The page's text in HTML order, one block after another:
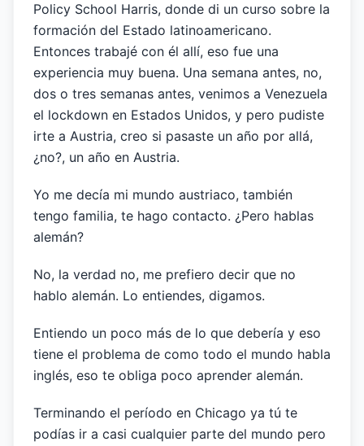
Policy School Harris, donde di un curso sobre la
formación del Estado latinoamericano.
Entonces trabajé con él allí, eso fue una
experiencia muy buena. Una semana antes, no,
dos o tres semanas antes, venimos a Venezuela
el lockdown en Estados Unidos, y pero pudiste
irte a Austria, creo si pasaste un año por allá,
¿no?, un año en Austria.
Yo me decía mi mundo austriaco, también
tengo familia, te hago contacto. ¿Pero hablas
alemán?
No, la verdad no, me prefiero decir que no
hablo alemán. Lo entiendes, digamos.
Entiendo un poco más de lo que debería y eso
tiene el problema de como todo el mundo habla
inglés, eso te obliga poco aprender alemán.
Terminando el período en Chicago ya tú te
podías ir a casi cualquier parte del mundo pero